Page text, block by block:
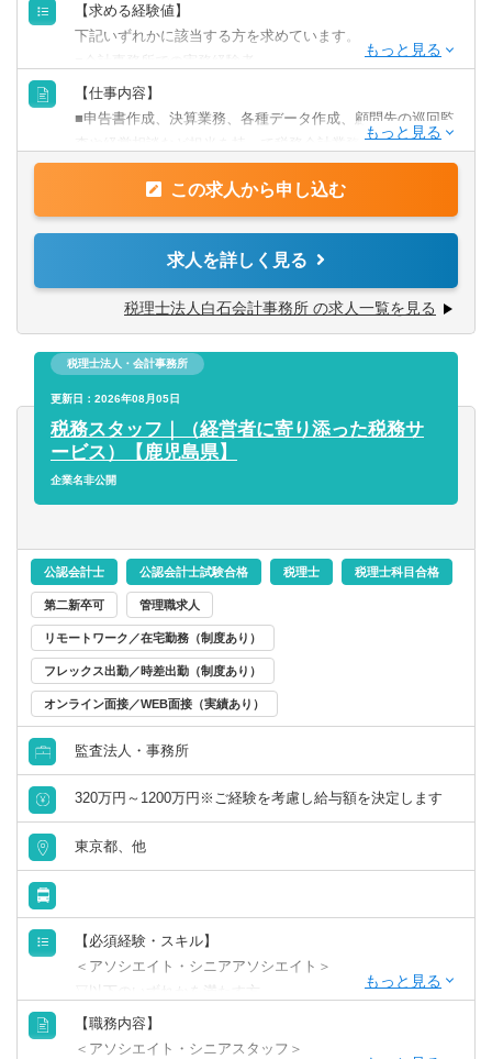
■管理職としての経験のある方
■経営者とコミュニケーションが好きな方
【具体的に】
ライアンス業務を幅広く提供します
・法人に係る全般的な税務相談
・法人税・消費税・法人地方税の申告書作成またはレビュ
・組織再編税務コンサルティング
・グループ通算制度導入支援
・電子帳簿保存法対応支援
■個人所得税・資産税サービス
・企業オーナーの所得税・贈与税・相続税申告及びコンサ
・経営承継アドバイス 等
【キャリアステップ】
＜アソシエイト・シニアスタッフ＞
■個々人のスキルを見ながら、より難易度の高い業務を任せ
業務を行っている部署ですので、いろいろな経験を積んで
いただけます。
【求める経験値】
下記いずれかに該当する方を求めています。
■企業での経理実務経験者
■金融機関での法人営業経験者
■簿記3級以上をお持ちの方(現在受験勉強中の方も歓迎いた
します）
【歓迎】
■税理士事務所でのご経験
■税理士科目合格者の方
【仕事内容】
■申告書作成、決算業務、各種データ作成、顧問先の巡回監
査や経営相談など担当を持って税務会計業務全般へと携わ
■また、経験やスキルに応じて相続や承継、経営支援などの
業務もお任せします。
※ご経験に応じて業務を決定致しますので、未経験の方、
経験の浅い方もご安心ください。
（１）中小企業から中堅・大企業まで、お取引先は様々で
す。
年間10社程度ずつ顧問先は順調に増加中。顧問先や地域の
金融機関からの紹介により、新規開拓などは行わずとも、
拡大を続けています。
レベルの業務が経験可能です。
監査法人出身の会計士（税理士）も在籍しているため、通
常の税務以外の分野での経験を積むこともできます。
（３）アライアンスによる業務サポート
人員や専門的な経験の不足を補うため、業務毎にそれぞれ
の専門家とアライアンスを組んでおり、地方に居ながら専
門性が求めれる業務に従事することが可能です。
地方に専門性の高い会計サービスを届けることが我々の使
命です。我々の個人個人の成長が地域の中小企業の支援に
つながります。
・M＆A支援（M＆A仲介会社複数、金融機関）
・再生支援経験、IPO支援（ANDBアカウンティングファー
ム）
【使用ソフト】
TKCなど
この求人から申し込む
求人を詳しく見る
税理士法人白石会計事務所 の求人一覧を見る
税理士法人・会計事務所
更新日：2026年08月05日
税務スタッフ｜（経営者に寄り添った税務サ
ービス）【鹿児島県】
企業名非公開
公認会計士 公認会計士試験合格 税理士 税理士科目合格
第二新卒可 管理職求人
リモートワーク／在宅勤務（制度あり）
フレックス出勤／時差出勤（制度あり）
オンライン面接／WEB面接（実績あり）
監査法人・事務所
320万円～1200万円※ご経験を考慮し給与額を決定します
東京都、他
【必須経験・スキル】
＜アソシエイト・シニアアソシエイト＞
■法人税経験1年以上
■税理士試験2科目以上合格
【職務内容】
＜アソシエイト・シニアスタッフ＞